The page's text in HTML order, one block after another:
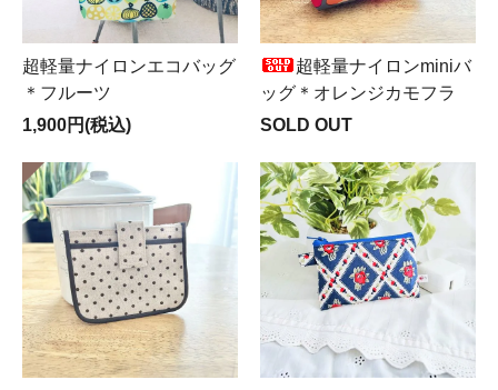
超軽量ナイロンエコバッグ
＊フルーツ
1,900円(税込)
超軽量ナイロンminiバ
ッグ＊オレンジカモフラ
SOLD OUT